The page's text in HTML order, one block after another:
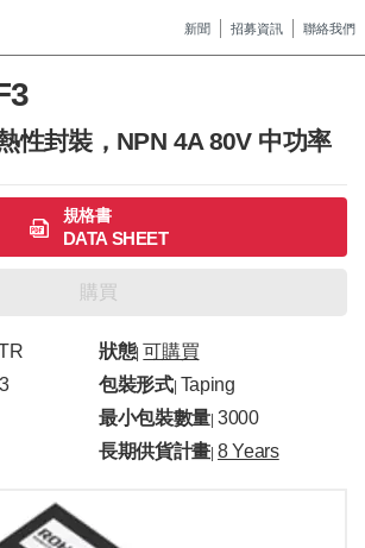
新聞 招募資訊 聯絡我們
性封裝，NPN 4A 80V 中功率
規格書
DATA SHEET
購買
狀態| 可購買
包裝形式| Taping
最小包裝數量 |3000
長期供貨計畫 |8 Years